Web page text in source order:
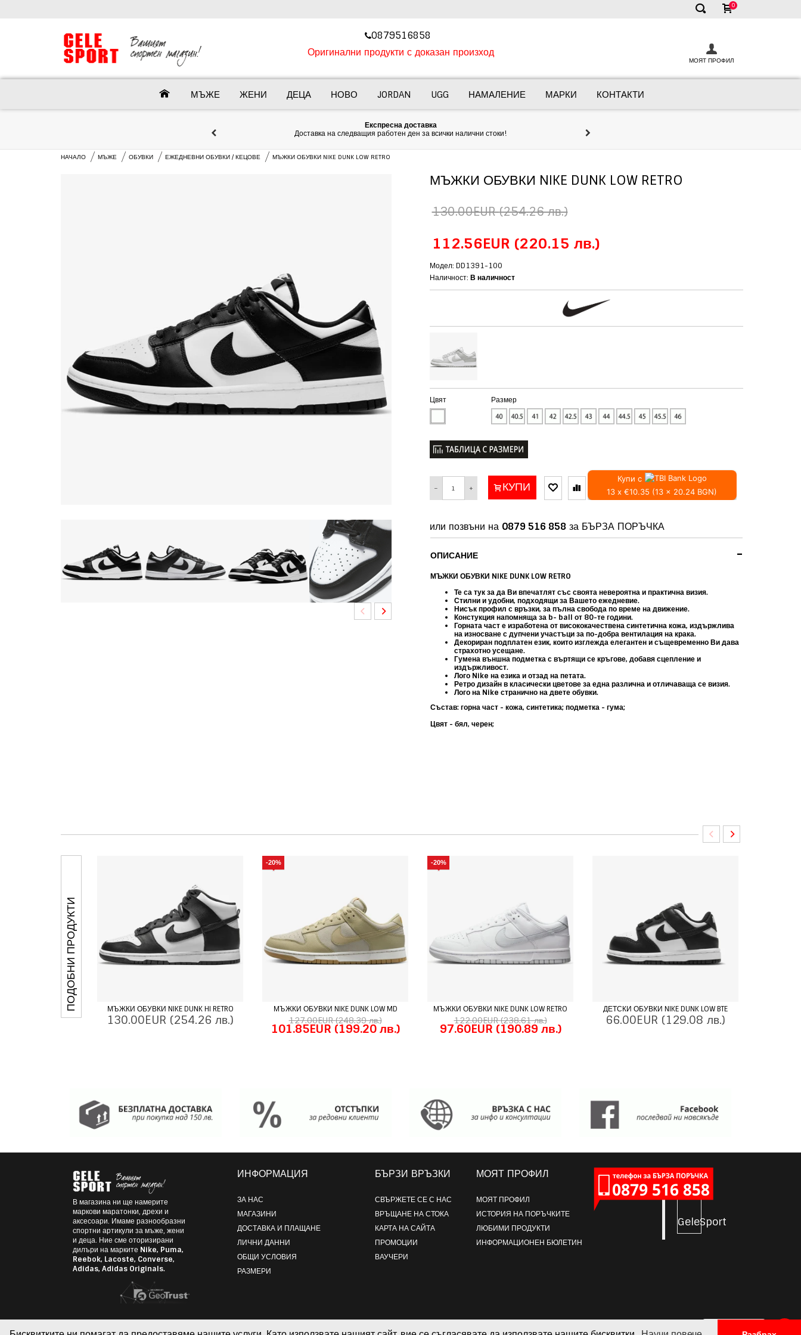
✕
0
‎0879516858
Оригинални продукти с доказан произход
МОЯТ ПРОФИЛ
МЪЖЕ ЖЕНИ ДЕЦА НОВО JORDAN UGG НАМАЛЕНИЕ МАРКИ КОНТАКТИ
Експресна доставка
Доставка на следващия работен ден за всички налични стоки!
НАЧАЛО МЪЖЕ ОБУВКИ ЕЖЕДНЕВНИ ОБУВКИ / КЕЦОВЕ МЪЖКИ ОБУВКИ NIKE DUNK LOW RETRO
МЪЖКИ ОБУВКИ NIKE DUNK LOW RETRO
130.00EUR(254.26 лв.)
112.56EUR (220.15 лв.)
Модел: DD1391-100
Наличност: В наличност
Цвят Размер
− + КУПИ
Купи с
13 x €10.35 (13 x 20.24 BGN)
или позвъни на 0879 516 858за БЪРЗА ПОРЪЧКА
-
ОПИСАНИЕ
МЪЖКИ ОБУВКИ NIKE DUNK LOW RETRO
Те са тук за да Ви впечатлят със своята невероятна и практична визия.
Стилни и удобни, подходящи за Вашето ежедневие.
Нисък профил с връзки, за пълна свобода по време на движение.
Констукция напомняща за b- ball от 80-те години.
Горната част е изработена от висококачествена синтетична кожа, издържлива
на износване с дупчени участъци за по-добра вентилация на крака.
Декориран подплатен език, които изглежда елегантен и същевременно Ви дава
страхотно усещане.
Гумена външна подметка с въртящи се кръгове, добавя сцепление и
издържливост.
Лого Nike на езика и отзад на петата.
Ретро дизайн в класически цветове за една различна и отличаваща се визия.
Лого на Nike странично на двете обувки.
Състав: горна част - кожа, синтетика; подметка - гума;
Цвят - бял, черен;
ПОДОБНИ ПРОДУКТИ МЪЖКИ ОБУВКИ NIKE DUNK HI RETRO
130.00EUR (254.26 лв.)
-20%
МЪЖКИ ОБУВКИ NIKE DUNK LOW MD
127.00EUR(248.39 лв.)
101.85EUR (199.20 лв.)
-20%
МЪЖКИ ОБУВКИ NIKE DUNK LOW RETRO
122.00EUR(238.61 лв.)
97.60EUR (190.89 лв.)
ДЕТСКИ ОБУВКИ NIKE DUNK LOW BTE
66.00EUR (129.08 лв.)
В магазина ни ще намерите
маркови маратонки, дрехи и
аксесоари. Имаме разнообразни
спортни артикули за мъже, жени
и деца. Ние сме оторизирани
дилъри на марките Nike, Puma,
Reebok, Lacoste, Converse,
Adidas, Adidas Originals.
ИНФОРМАЦИЯ
ЗА НАС
МАГАЗИНИ
ДОСТАВКА И ПЛАЩАНЕ
ЛИЧНИ ДАННИ
ОБЩИ УСЛОВИЯ
РАЗМЕРИ
БЪРЗИ ВРЪЗКИ
СВЪРЖЕТЕ СЕ С НАС
ВРЪЩАНЕ НА СТОКА
КАРТА НА САЙТА
ПРОМОЦИИ
ВАУЧЕРИ
МОЯТ ПРОФИЛ
МОЯТ ПРОФИЛ
ИСТОРИЯ НА ПОРЪЧКИТЕ
ЛЮБИМИ ПРОДУКТИ
ИНФОРМАЦИОНЕН БЮЛЕТИН
GeleSport